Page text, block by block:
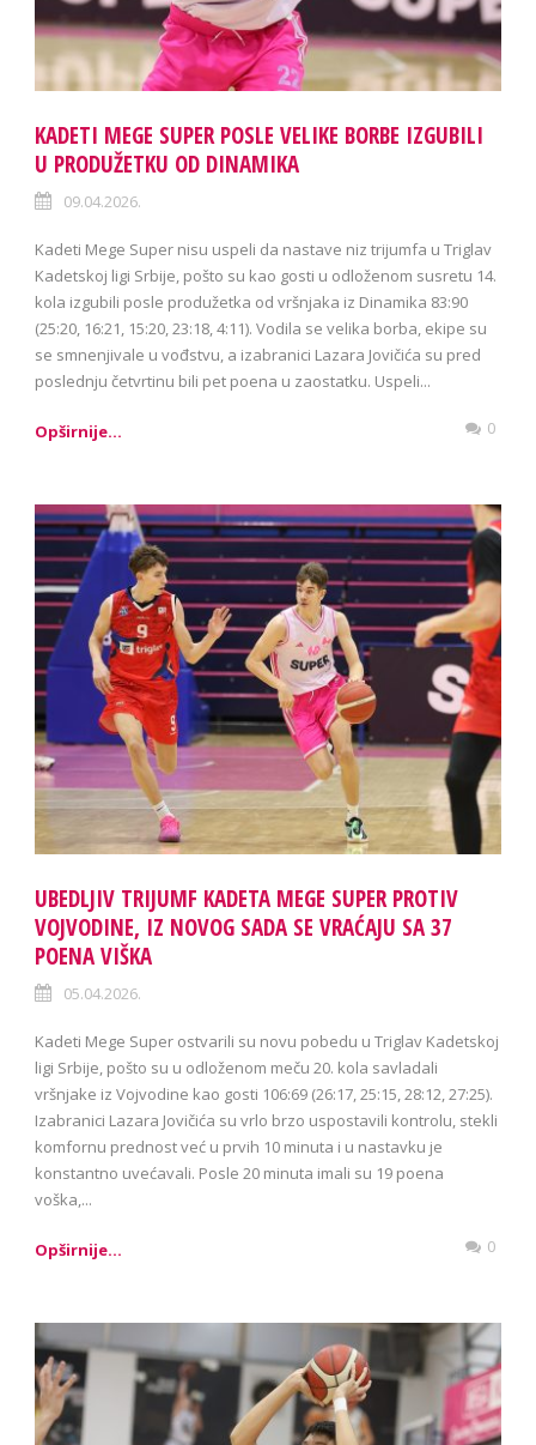
KADETI MEGE SUPER POSLE VELIKE BORBE IZGUBILI
U PRODUŽETKU OD DINAMIKA
09.04.2026.
Kadeti Mege Super nisu uspeli da nastave niz trijumfa u Triglav
Kadetskoj ligi Srbije, pošto su kao gosti u odloženom susretu 14.
kola izgubili posle produžetka od vršnjaka iz Dinamika 83:90
(25:20, 16:21, 15:20, 23:18, 4:11). Vodila se velika borba, ekipe su
se smnenjivale u vođstvu, a izabranici Lazara Jovičića su pred
poslednju četvrtinu bili pet poena u zaostatku. Uspeli...
Opširnije... 0
UBEDLJIV TRIJUMF KADETA MEGE SUPER PROTIV
VOJVODINE, IZ NOVOG SADA SE VRAĆAJU SA 37
POENA VIŠKA
05.04.2026.
Kadeti Mege Super ostvarili su novu pobedu u Triglav Kadetskoj
ligi Srbije, pošto su u odloženom meču 20. kola savladali
vršnjake iz Vojvodine kao gosti 106:69 (26:17, 25:15, 28:12, 27:25).
Izabranici Lazara Jovičića su vrlo brzo uspostavili kontrolu, stekli
komfornu prednost već u prvih 10 minuta i u nastavku je
konstantno uvećavali. Posle 20 minuta imali su 19 poena
voška,...
Opširnije... 0